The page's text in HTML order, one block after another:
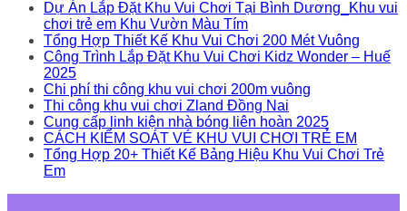
Dự Án Lắp Đặt Khu Vui Chơi Tại Bình Dương_Khu vui
chơi trẻ em Khu Vườn Màu Tím
Tổng Hợp Thiết Kế Khu Vui Chơi 200 Mét Vuông
Công Trình Lắp Đặt Khu Vui Chơi Kidz Wonder – Huế
2025
Chi phí thi công khu vui chơi 200m vuông
Thi công khu vui chơi Zland Đồng Nai
Cung cấp linh kiện nhà bóng liên hoàn 2025
CÁCH KIỂM SOÁT VÉ KHU VUI CHƠI TRẺ EM
Tổng Hợp 20+ Thiết Kế Bảng Hiệu Khu Vui Chơi Trẻ
Em